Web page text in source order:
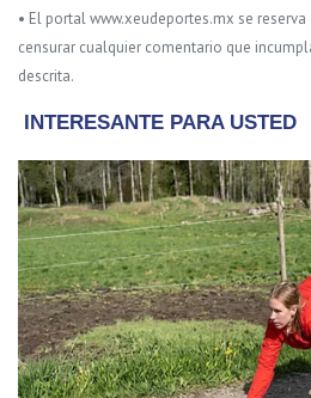
• El portal www.xeudeportes.mx se
censurar cualquier comentario que
descrita.